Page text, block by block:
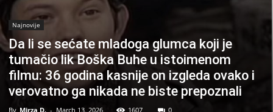
Najnovije
Da li se sećate mladoga glumca koji je
tumačio lik Boška Buhe u istoimenom
filmu: 36 godina kasnije on izgleda ovako i
verovatno ga nikada ne biste prepoznali
By Mirza D. - March 13, 2026 1607 0